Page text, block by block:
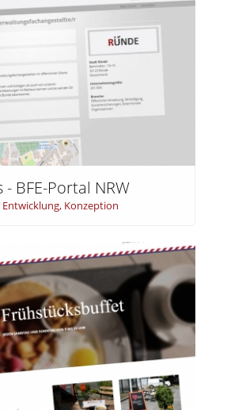
- BFE-Portal NRW
Entwicklung, Konzeption